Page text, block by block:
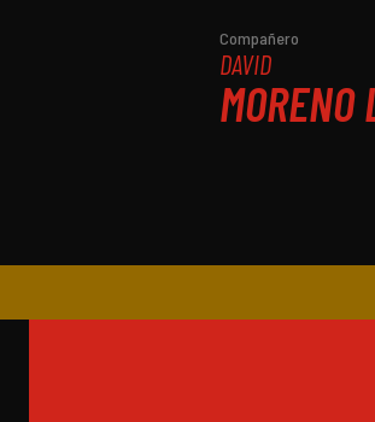
Compañero
DAVID
MORENO